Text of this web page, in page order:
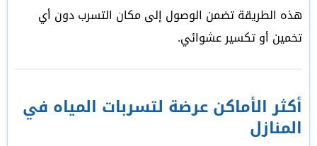
هذه الطريقة تضمن الوصول إلى مكان التسرب دون أي
تخمين أو تكسير عشوائي.
أكثر الأماكن عرضة لتسربات المياه في
المنازل